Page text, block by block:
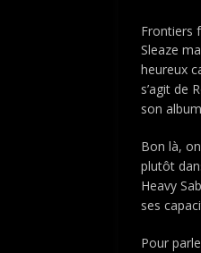
Frontiers
Sleaze
heureux
s’agit de
son
Bon là,
plutôt
Heavy
ses
Pour